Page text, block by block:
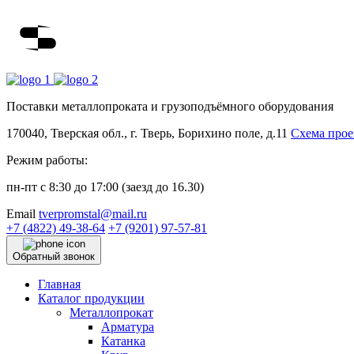
Поставки металлопроката и грузоподъёмного оборудования
170040, Тверская обл., г. Тверь, Борихино поле, д.11 Схема
Режим работы:
пн-пт с 8:30 до 17:00 (заезд до 16.30)
Email tverpromstal@mail.ru
+7 (4822) 49-38-64 +7 (9201) 97-57-81
Обратный звонок
Главная
Каталог продукции
Металлопрокат
Арматура
Катанка